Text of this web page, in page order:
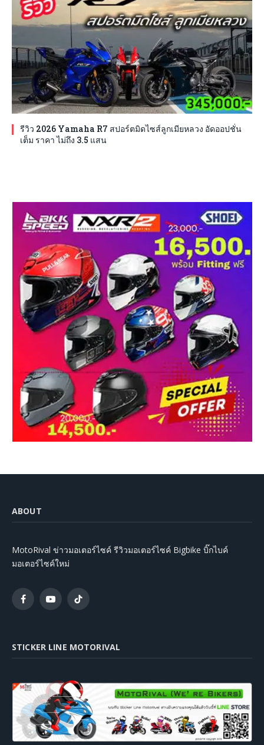
รีวิว 2026 Yamaha R7 สปอร์ตมิดไซส์ลูกเมียหลวง อัดออปชั่น
เต็ม ราคา ไม่ถึง 3.5 แสน
ABOUT
MotoRival ข่าวมอเตอร์ไซค์ รีวิวมอเตอร์ไซค์ Bigbike บิ๊กไบค์
มอเตอร์ไซค์ใหม่
FacebookYouTubeTikTok
STICKER LINE MOTORIVAL